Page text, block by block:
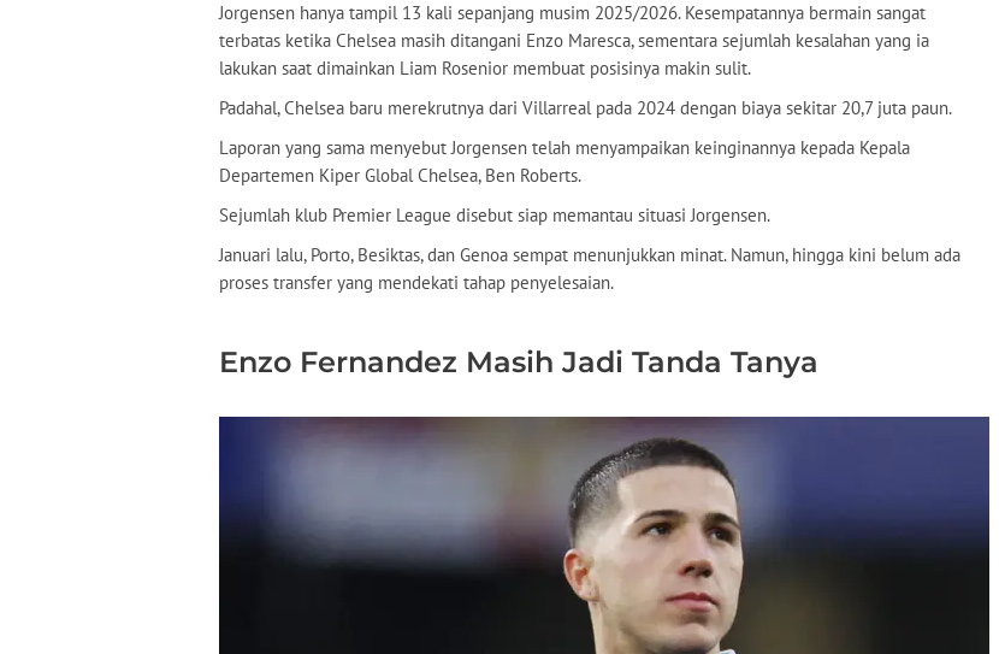
Jorgensen hanya tampil 13 kali sepanjang musim 2025/2026. Kesempatannya bermain sangat
terbatas ketika Chelsea masih ditangani Enzo Maresca, sementara sejumlah kesalahan yang ia
lakukan saat dimainkan Liam Rosenior membuat posisinya makin sulit.
Padahal, Chelsea baru merekrutnya dari Villarreal pada 2024 dengan biaya sekitar 20,7 juta paun.
Laporan yang sama menyebut Jorgensen telah menyampaikan keinginannya kepada Kepala
Departemen Kiper Global Chelsea, Ben Roberts.
Sejumlah klub Premier League disebut siap memantau situasi Jorgensen.
Januari lalu, Porto, Besiktas, dan Genoa sempat menunjukkan minat. Namun, hingga kini belum ada
proses transfer yang mendekati tahap penyelesaian.
Enzo Fernandez Masih Jadi Tanda Tanya